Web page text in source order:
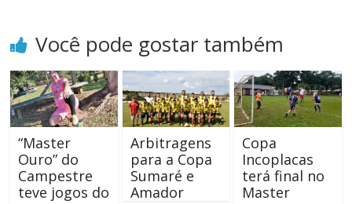
Você pode gostar também
“Master
Ouro” do
Campestre
teve jogos do
Arbitragens
para a Copa
Sumaré e
Amador
Copa
Incoplacas
terá final no
Master